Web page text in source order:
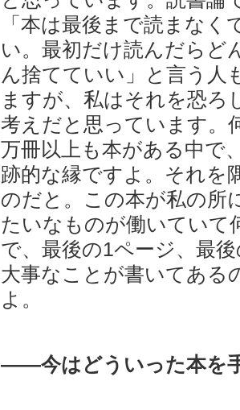
「本は最後まで読まなく
い。最初だけ読んだらど
ん捨てていい」と言う人
ますが、私はそれを恐ろ
考えだと思っています。
万冊以上も本がある中で
跡的な縁ですよ。それを
のだと。この本が私の所
たいなものが働いていて
で、最後の1ページ、最
大事なことが書いてある
よ。
――今はどういった本を